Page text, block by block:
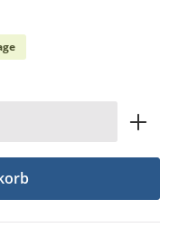
5 Sternen
gewünschten